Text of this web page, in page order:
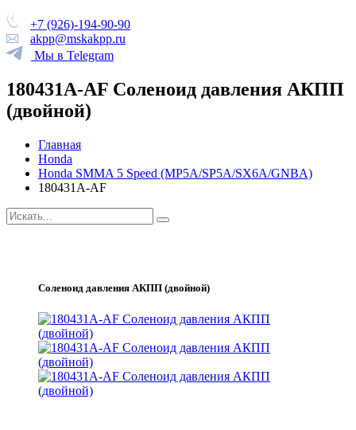
+7 (926)-194-90-90
akpp@mskakpp.ru
Мы в Telegram
180431A-AF Соленоид давления АКПП
(двойной)
Главная
Honda
Honda SMMA 5 Speed (MP5A/SP5A/SX6A/GNBA)
180431A-AF
Соленоид давления АКПП (двойной)